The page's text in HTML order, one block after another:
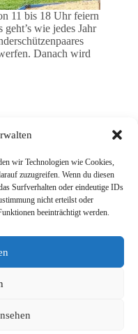
wir Technologien wie Cookies,
zuzugreifen. Wenn du diesen
Surfverhalten oder eindeutige IDs
nicht erteilst oder
beeinträchtigt werden.
11 bis 18 Uhr feiern
wie jedes Jahr
Danach wird
Verein Kontakt